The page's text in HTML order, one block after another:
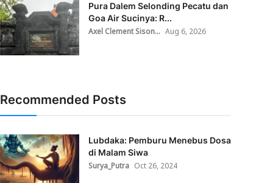
Pura Dalem Selonding Pecatu dan
Goa Air Sucinya: R...
Axel Clement Sison... Aug 6, 2026
Recommended Posts
Lubdaka: Pemburu Menebus Dosa
di Malam Siwa
Surya_Putra Oct 26, 2024